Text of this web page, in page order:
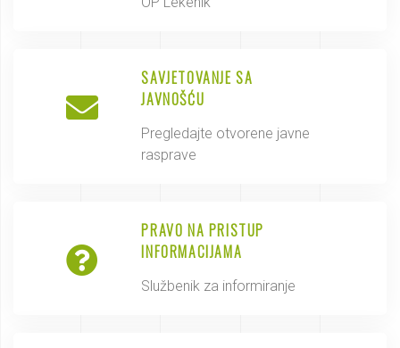
SAVJETOVANJE SA
JAVNOŠĆU
Pregledajte otvorene javne
rasprave
PRAVO NA PRISTUP
INFORMACIJAMA
Službenik za informiranje